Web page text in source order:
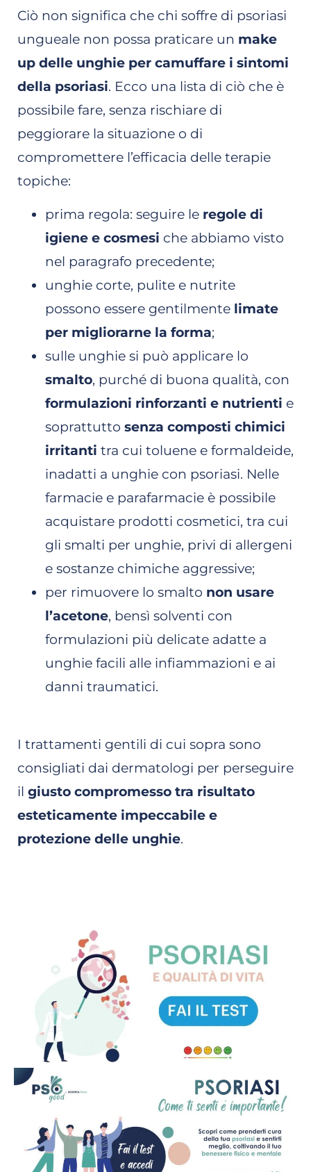
Ciò non significa che chi soffre di psoriasi
ungueale non possa praticare un make
up delle unghie per camuffare i sintomi
della psoriasi. Ecco una lista di ciò che è
possibile fare, senza rischiare di
peggiorare la situazione o di
compromettere l’efficacia delle terapie
topiche:
prima regola: seguire le regole di
igiene e cosmesi che abbiamo visto
nel paragrafo precedente;
unghie corte, pulite e nutrite
possono essere gentilmente limate
per migliorarne la forma;
sulle unghie si può applicare lo
smalto, purché di buona qualità, con
formulazioni rinforzanti e nutrienti e
soprattutto senza composti chimici
irritanti tra cui toluene e formaldeide,
inadatti a unghie con psoriasi. Nelle
farmacie e parafarmacie è possibile
acquistare prodotti cosmetici, tra cui
gli smalti per unghie, privi di allergeni
e sostanze chimiche aggressive;
per rimuovere lo smalto non usare
l’acetone, bensì solventi con
formulazioni più delicate adatte a
unghie facili alle infiammazioni e ai
danni traumatici.
I trattamenti gentili di cui sopra sono
consigliati dai dermatologi per perseguire
il giusto compromesso tra risultato
esteticamente impeccabile e
protezione delle unghie.